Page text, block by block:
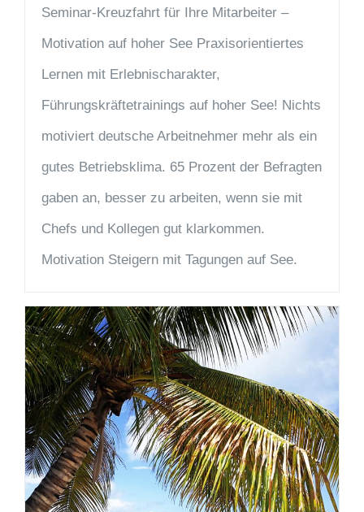
Seminar-Kreuzfahrt für Ihre Mitarbeiter –
Motivation auf hoher See Praxisorientiertes
Lernen mit Erlebnischarakter,
Führungskräftetrainings auf hoher See! Nichts
motiviert deutsche Arbeitnehmer mehr als ein
gutes Betriebsklima. 65 Prozent der Befragten
gaben an, besser zu arbeiten, wenn sie mit
Chefs und Kollegen gut klarkommen.
Motivation Steigern mit Tagungen auf See.